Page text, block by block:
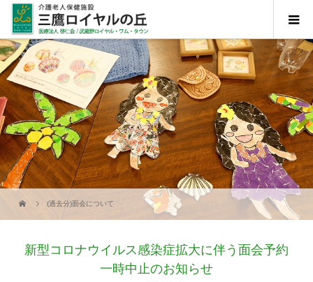
(過去分)面会について
新型コロナウイルス感染症拡大に伴う面会予約
一時中止のお知らせ